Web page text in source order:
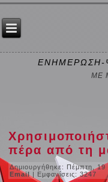
ΕΝΗΜΕΡΩΣΗ-
ΜΕ
πέρα από τη
Δημιουργήθηκε: Πέμπτη, 19
Email | Εμφανίσεις: 3247